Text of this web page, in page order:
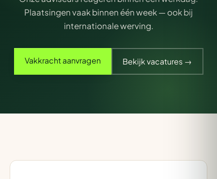
Plaatsingen vaak binnen één week — ook bij
internationale werving.
Vakkracht aanvragen Bekijk vacatures →